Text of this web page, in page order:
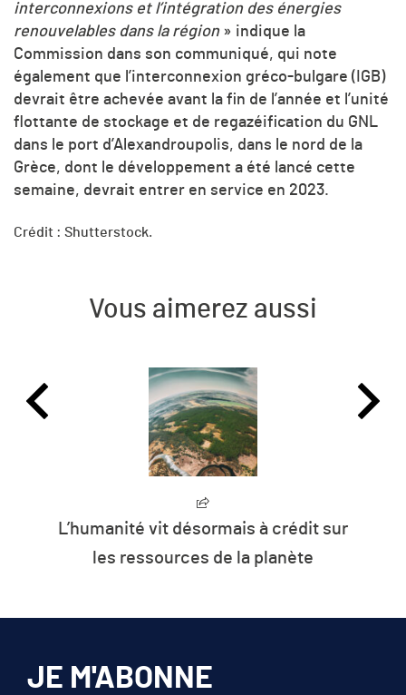
interconnexions et l’intégration des énergies
renouvelables dans la région » indique la
Commission dans son communiqué, qui note
également que l’interconnexion gréco-bulgare (IGB)
devrait être achevée avant la fin de l’année et l’unité
flottante de stockage et de regazéification du GNL
dans le port d’Alexandroupolis, dans le nord de la
Grèce, dont le développement a été lancé cette
semaine, devrait entrer en service en 2023.
Crédit : Shutterstock.
Vous aimerez aussi
L’humanité vit désormais à crédit sur
les ressources de la planète
JE M'ABONNE